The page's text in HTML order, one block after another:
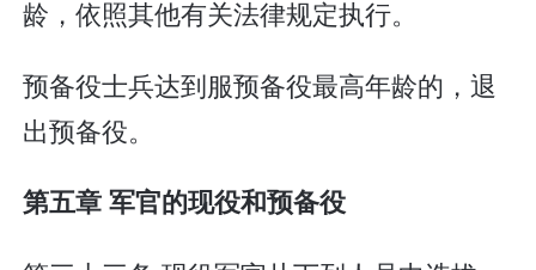
龄，依照其他有关法律规定执行。
预备役士兵达到服预备役最高年龄的，退
出预备役。
第五章 军官的现役和预备役